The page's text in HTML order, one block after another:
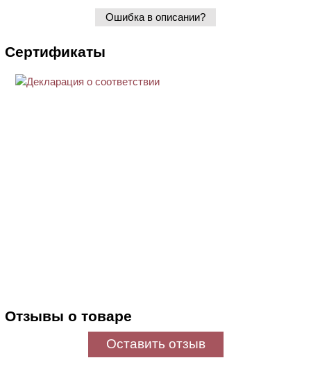
Ошибка в описании?
Сертификаты
Отзывы о товаре
Оставить отзыв